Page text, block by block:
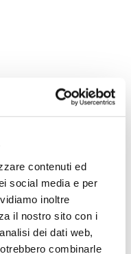
contenuti ed
social media e per
inoltre
il nostro sito con i
dei dati web,
combinarle
pratico su Google
tutti i link utili.
, articolo del
, la dashboard di cui